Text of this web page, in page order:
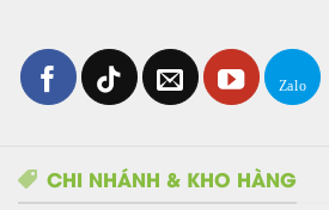
CHI NHÁNH & KHO HÀNG